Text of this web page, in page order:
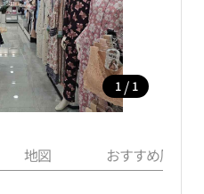
1 / 1
地図 おすすめ周辺